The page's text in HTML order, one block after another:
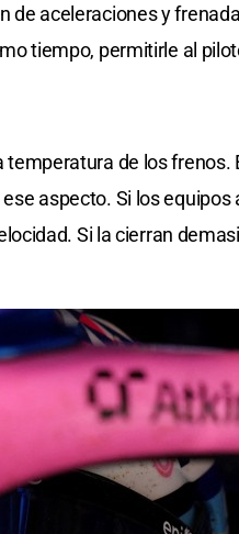
de aceleraciones y
tiempo, permitirle al
de los frenos.
aspecto. Si los equipos
Si la cierran